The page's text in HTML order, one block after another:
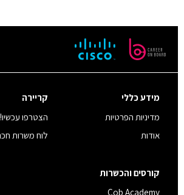
מידע כללי
מדיניות הפרטיות
אודות
קריירה
הצטרפו עכשיו!
לוח משרות
קורסים והכשרות
Cob Academy